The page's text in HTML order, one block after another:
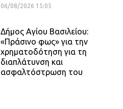
06/08/2026 15:05
Δήμος Αγίου Βασιλείου:
«Πράσινο φως» για την
χρηματοδότηση για τη
διαπλάτυνση και
ασφαλτόστρωση του